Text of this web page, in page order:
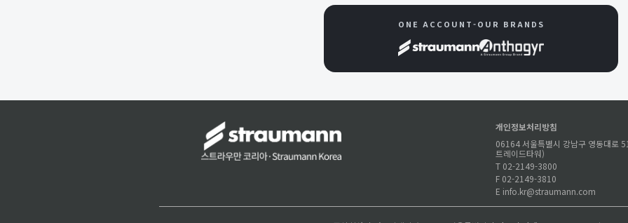
ONE ACCOUNT-OUR BRANDS
개인정보처리방침
06164 서울특별시 강남구 영동대로
트레이드타워)
T 02-2149-3800
F 02-2149-3810
E info.kr@straumann.com